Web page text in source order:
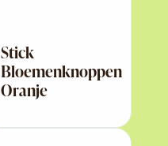
Stick
Bloemenknoppen
Oranje